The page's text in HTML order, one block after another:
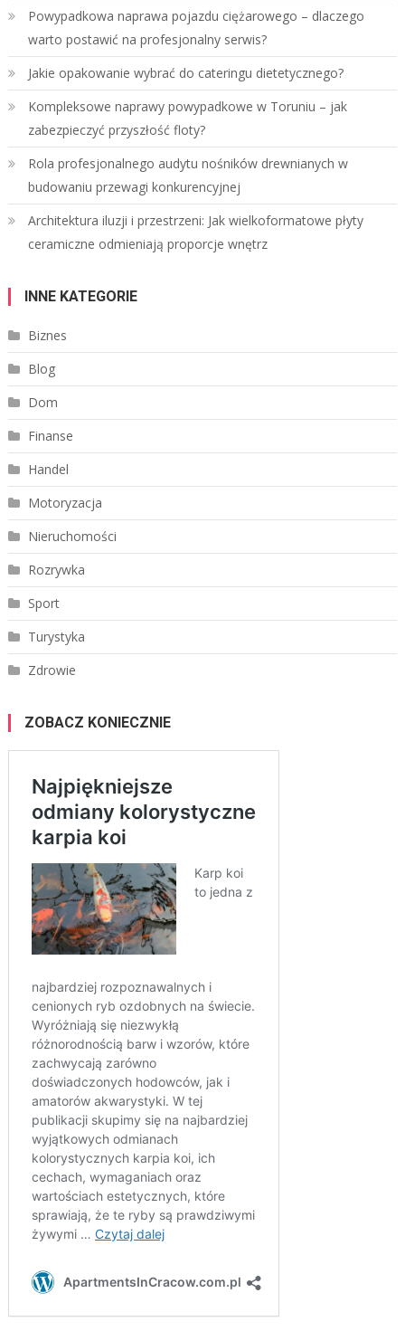
Powypadkowa naprawa pojazdu ciężarowego – dlaczego
warto postawić na profesjonalny serwis?
Jakie opakowanie wybrać do cateringu dietetycznego?
Kompleksowe naprawy powypadkowe w Toruniu – jak
zabezpieczyć przyszłość floty?
Rola profesjonalnego audytu nośników drewnianych w
budowaniu przewagi konkurencyjnej
Architektura iluzji i przestrzeni: Jak wielkoformatowe płyty
ceramiczne odmieniają proporcje wnętrz
INNE KATEGORIE
Biznes
Blog
Dom
Finanse
Handel
Motoryzacja
Nieruchomości
Rozrywka
Sport
Turystyka
Zdrowie
ZOBACZ KONIECZNIE